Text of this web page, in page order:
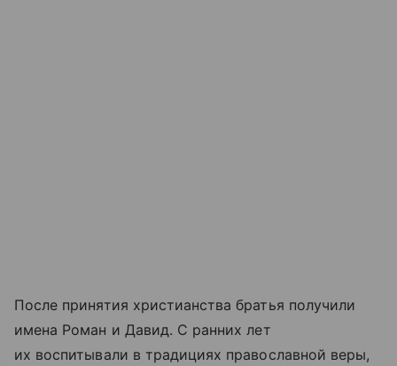
После принятия христианства братья получили
имена Роман и Давид. С ранних лет
их воспитывали в традициях православной веры,